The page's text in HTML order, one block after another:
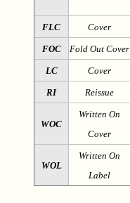
FLC Cover
FOC Fold Out Cover
LC Cover
RI Reissue
WOC
Written On
Cover
WOL
Written On
Label